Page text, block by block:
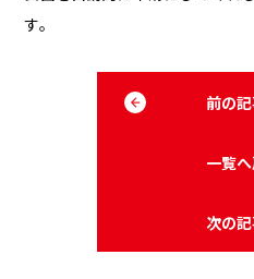
す。
前の
一覧
次の